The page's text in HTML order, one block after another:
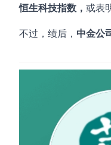
恒生科技指数， 或表
不过，绩后， 中金公